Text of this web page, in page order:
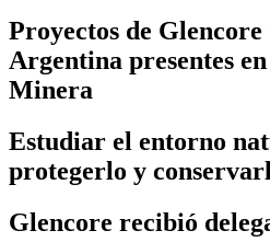
Proyectos de Glencore
Argentina presentes
Minera
Estudiar el entorno
protegerlo y
Glencore recibió